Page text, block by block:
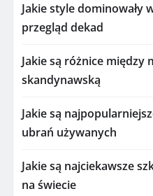
Jakie style dominowały
przegląd dekad
Jakie są różnice między
skandynawską
Jakie są
ubrań używanych
Jakie są najciekawsze
na świecie